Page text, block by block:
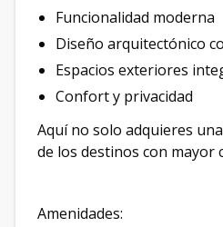
Funcionalidad moderna
Diseño arquitectónico
Espacios exteriores
Confort y privacidad
Aquí no solo adquieres
de los destinos con mayor
Amenidades: